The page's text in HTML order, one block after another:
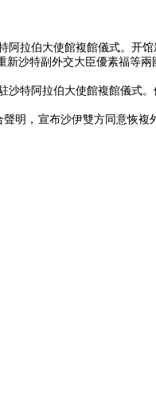
阿拉伯大使館複館儀式。开
沙特副外交大臣優素福等兩
沙特阿拉伯大使館複館儀式
，宣布沙伊雙方同意恢複